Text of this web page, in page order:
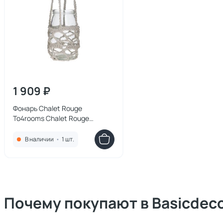
1 909 ₽
Фонарь Chalet Rouge
To4rooms Chalet Rouge
В наличии • 1 шт.
Почему покупают в